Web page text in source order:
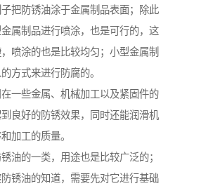
把防锈油涂于金属制品表面；除此
属制品进行喷涂，也是可行的，这
喷涂的也是比较均匀；小型金属制
方式来进行防腐的。
一些金属、机械加工以及紧固件的
良好的防锈效果，同时还能润滑机
加工的质量。
油的一类，用途也是比较广泛的；
锈油的知道，需要先对它进行基础